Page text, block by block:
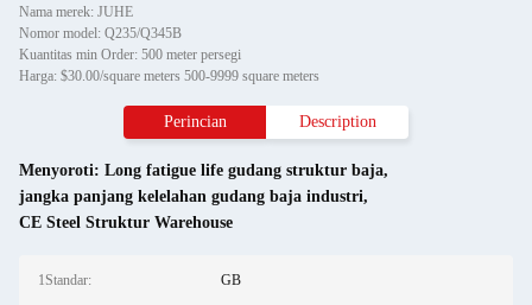
Nama merek: JUHE
Nomor model: Q235/Q345B
Kuantitas min Order: 500 meter persegi
Harga: $30.00/square meters 500-9999 square meters
Perincian Description
Menyoroti: Long fatigue life gudang struktur baja,
jangka panjang kelelahan gudang baja industri,
CE Steel Struktur Warehouse
1Standar: GB